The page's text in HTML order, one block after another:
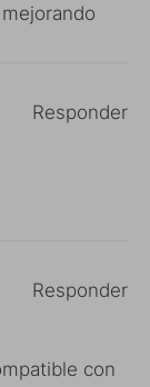
Responder
con
Responder